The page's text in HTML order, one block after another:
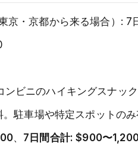
京・京都から来る場合）: 7
ビニのハイキングスナッ
。駐車場や特定スポットの
、 7日間合計: $900〜